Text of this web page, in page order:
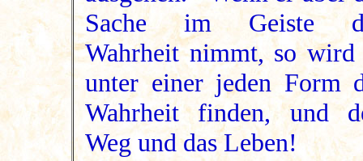
Sache im Geiste
Wahrheit nimmt, so wird
unter einer jeden Form
Wahrheit finden, und
Weg und das Leben!